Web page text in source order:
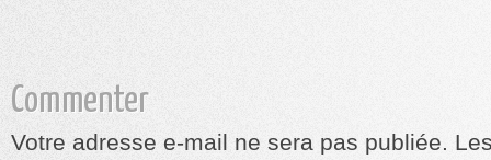
Commenter
Votre adresse e-mail ne sera pas publiée.